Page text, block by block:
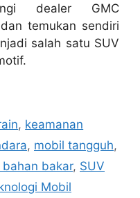
dealer GMC
temukan sendiri
salah satu SUV
, keamanan
, mobil tangguh,
bakar, SUV
Mobil